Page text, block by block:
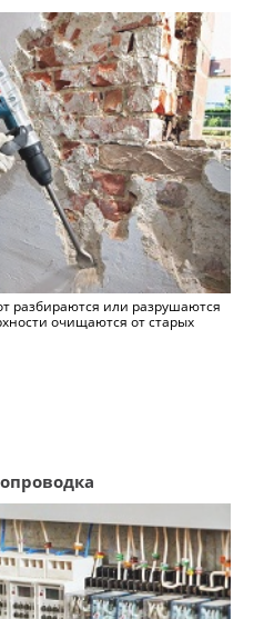
разбираются или разрушаются
очищаются от старых